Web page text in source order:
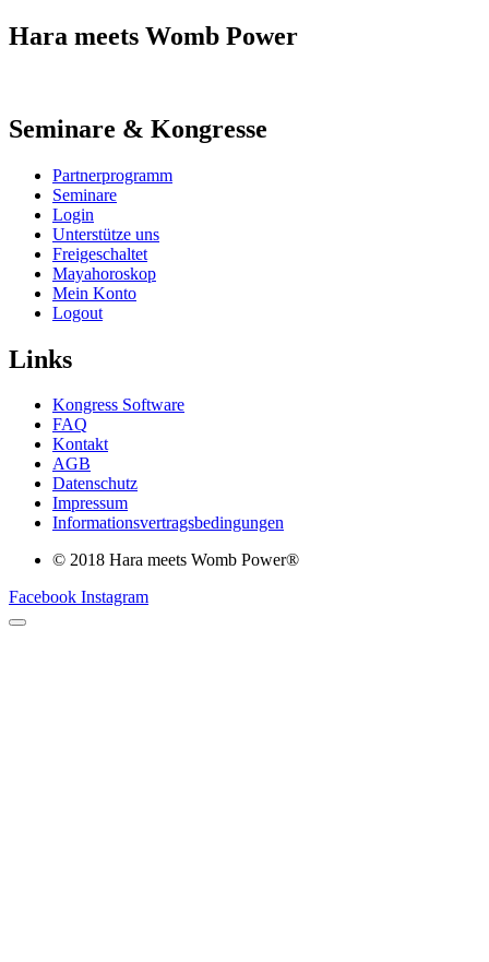
Hara meets Womb Power
Seminare & Kongresse
Partnerprogramm
Seminare
Login
Unterstütze uns
Freigeschaltet
Mayahoroskop
Mein Konto
Logout
Links
Kongress Software
FAQ
Kontakt
AGB
Datenschutz
Impressum
Informationsvertragsbedingungen
© 2018 Hara meets Womb Power®
Facebook Instagram